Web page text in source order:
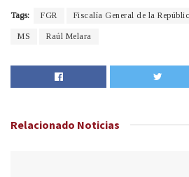
Tags: FGR Fiscalía General de la
MS Raúl Melara
Relacionado Noticias